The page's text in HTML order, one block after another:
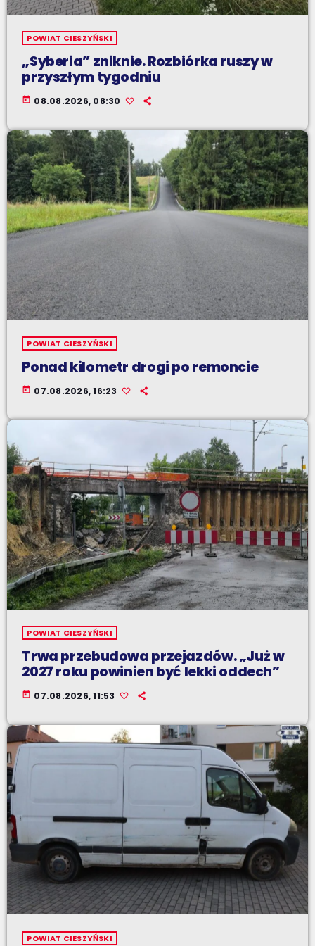
POWIAT CIESZYŃSKI
„Syberia” zniknie. Rozbiórka ruszy w
przyszłym tygodniu
today 08.08.2026, 08:30
POWIAT CIESZYŃSKI
Ponad kilometr drogi po remoncie
today 07.08.2026, 16:23
POWIAT CIESZYŃSKI
Trwa przebudowa przejazdów. „Już w
2027 roku powinien być lekki oddech”
today 07.08.2026, 11:53
POWIAT CIESZYŃSKI